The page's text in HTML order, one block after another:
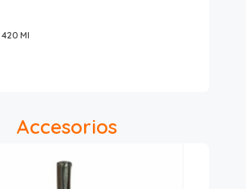
Ml
Accesorios